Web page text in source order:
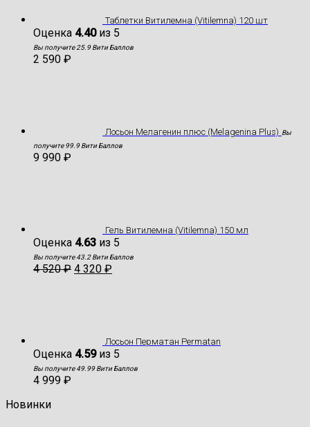
Таблетки Витилемна (Vitilemna) 120 шт
Оценка 4.40из 5
Вы получите 25.9 Вити Баллов
2 590 ₽
Лосьон Мелагенин плюс (Melagenina Plus) Вы
получите 99.9 Вити Баллов
9 990 ₽
Гель Витилемна (Vitilemna) 150 мл
Оценка 4.63 из 5
Вы получите 43.2 Вити Баллов
4 520₽ 4 320 ₽
Лосьон Перматан Permatan
Оценка 4.59из 5
Вы получите 49.99 Вити Баллов
4 999 ₽
Новинки